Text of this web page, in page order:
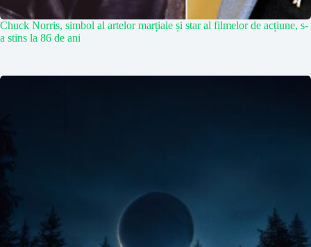
Chuck Norris, simbol al artelor marțiale și star al filmelor de acțiune, s-
a stins la 86 de ani